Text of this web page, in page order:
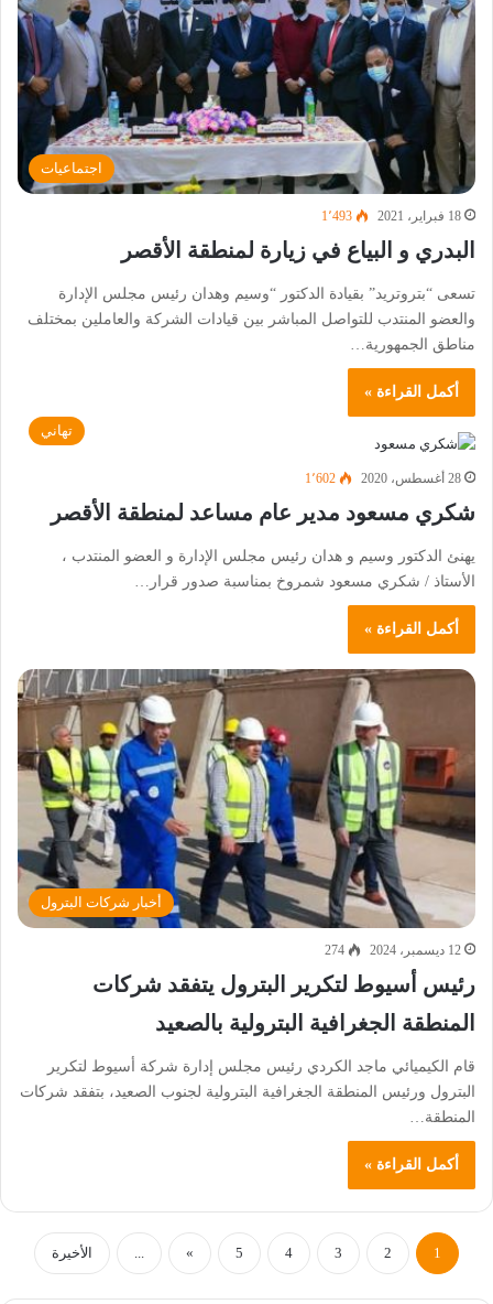
اجتماعيات
18 فبراير، 2021 1٬493
البدري و البياع في زيارة لمنطقة الأقصر
تسعى “بتروتريد” بقيادة الدكتور “وسيم وهدان رئيس مجلس الإدارة
والعضو المنتدب للتواصل المباشر بين قيادات الشركة والعاملين بمختلف
مناطق الجمهورية…
أكمل القراءة »
تهاني
28 أغسطس، 2020 1٬602
شكري مسعود مدير عام مساعد لمنطقة الأقصر
يهنئ الدكتور وسيم و هدان رئيس مجلس الإدارة و العضو المنتدب ،
الأستاذ / شكري مسعود شمروخ بمناسبة صدور قرار…
أكمل القراءة »
أخبار شركات البترول
12 ديسمبر، 2024 274
رئيس أسيوط لتكرير البترول يتفقد شركات
المنطقة الجغرافية البترولية بالصعيد
قام الكيميائي ماجد الكردي رئيس مجلس إدارة شركة أسيوط لتكرير
البترول ورئيس المنطقة الجغرافية البترولية لجنوب الصعيد، بتفقد شركات
المنطقة…
أكمل القراءة »
1
2
3
4
5
» الأخيرة